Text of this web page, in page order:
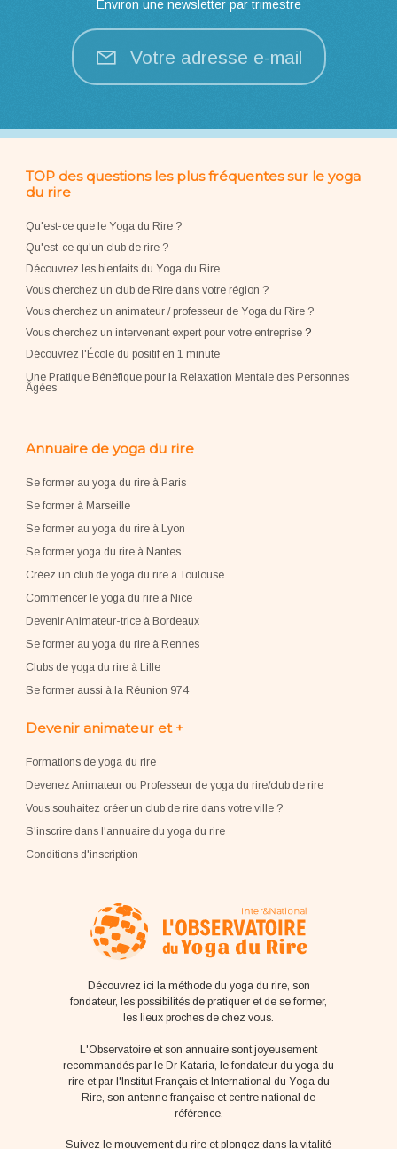
Environ une newsletter par trimestre
Votre adresse e-mail
TOP des questions les plus fréquentes sur le yoga
du rire
Qu'est-ce que le Yoga du Rire ?
Qu'est-ce qu'un club de rire ?
Découvrez les bienfaits du Yoga du Rire
Vous cherchez un club de Rire dans votre région ?
Vous cherchez un animateur / professeur de Yoga du Rire ?
Vous cherchez un intervenant expert pour votre entreprise?
Découvrez l'École du positif en 1 minute
Une Pratique Bénéfique pour la Relaxation Mentale des Personnes
Âgées
Annuaire de yoga du rire
Se former au yoga du rire à Paris
Se former à Marseille
Se former au yoga du rire à Lyon
Se former yoga du rire à Nantes
Créez un club de yoga du rire à Toulouse
Commencer le yoga du rire à Nice
Devenir Animateur-trice à Bordeaux
Se former au yoga du rire à Rennes
Clubs de yoga du rire à Lille
Se former aussi à la Réunion 974
Devenir animateur et +
Formations de yoga du rire
Devenez Animateur ou Professeur de yoga du rire/club de rire
Vous souhaitez créer un club de rire dans votre ville ?
S'inscrire dans l'annuaire du yoga du rire
Conditions d'inscription
Découvrez ici la méthode du yoga du rire, son
fondateur, les possibilités de pratiquer et de se former,
les lieux proches de chez vous.
L'Observatoire et son annuaire sont joyeusement
recommandés par le Dr Kataria, le fondateur du yoga du
rire et par l'Institut Français et International du Yoga du
Rire, son antenne française et centre national de
référence.
Suivez le mouvement du rire et plongez dans la vitalité